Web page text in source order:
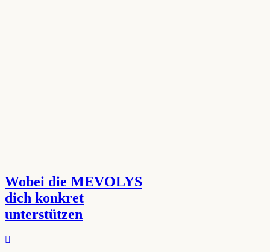
Wobei die MEVOLYS
dich konkret
unterstützen